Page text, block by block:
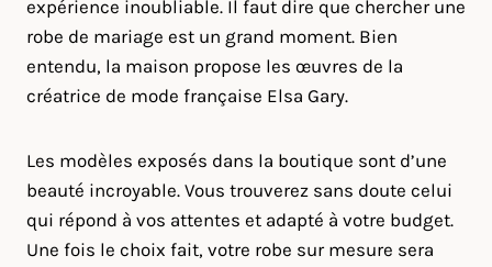
expérience inoubliable. Il faut dire que chercher une
robe de mariage est un grand moment. Bien
entendu, la maison propose les œuvres de la
créatrice de mode française Elsa Gary.
Les modèles exposés dans la boutique sont d’une
beauté incroyable. Vous trouverez sans doute celui
qui répond à vos attentes et adapté à votre budget.
Une fois le choix fait, votre robe sur mesure sera